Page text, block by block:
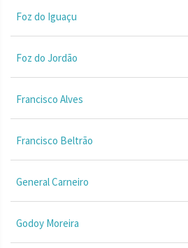
Foz do Iguaçu
Foz do Jordão
Francisco Alves
Francisco Beltrão
General Carneiro
Godoy Moreira